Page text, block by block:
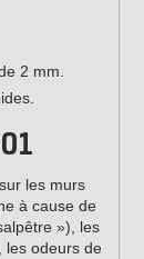
2 mm.
les murs
à cause de
»), les
les odeurs de